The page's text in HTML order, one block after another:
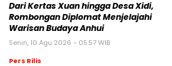
Dari Kertas Xuan hingga Desa Xidi,
Rombongan Diplomat Menjelajahi
Warisan Budaya Anhui
Senin, 10 Agu 2026 - 05:57 WIB
Pers Rilis